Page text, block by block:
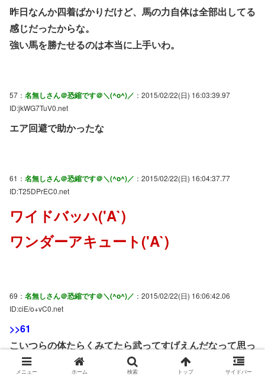
昨日なんか四着ばかりだけど、馬の力自体は全部出してる
感じだったからな。
強い馬を勝たせるのは本当に上手いわ。
57： 名無しさん＠恐縮です＠＼(^o^)／ ：2015/02/22(日) 16:03:39.97
ID:jkWG7TuV0.net
エア回避で助かったな
61： 名無しさん＠恐縮です＠＼(^o^)／ ：2015/02/22(日) 16:04:37.77
ID:T25DPrEC0.net
ワイドバッハ('A`)
ワンダーアキュート('A`)
69： 名無しさん＠恐縮です＠＼(^o^)／ ：2015/02/22(日) 16:06:42.06
ID:ciE/o+vC0.net
>>61
こいつらの体たらくみてたら武ってすげえんだなって思っ
たわ
メニュー ホーム 検索 トップ サイドバー